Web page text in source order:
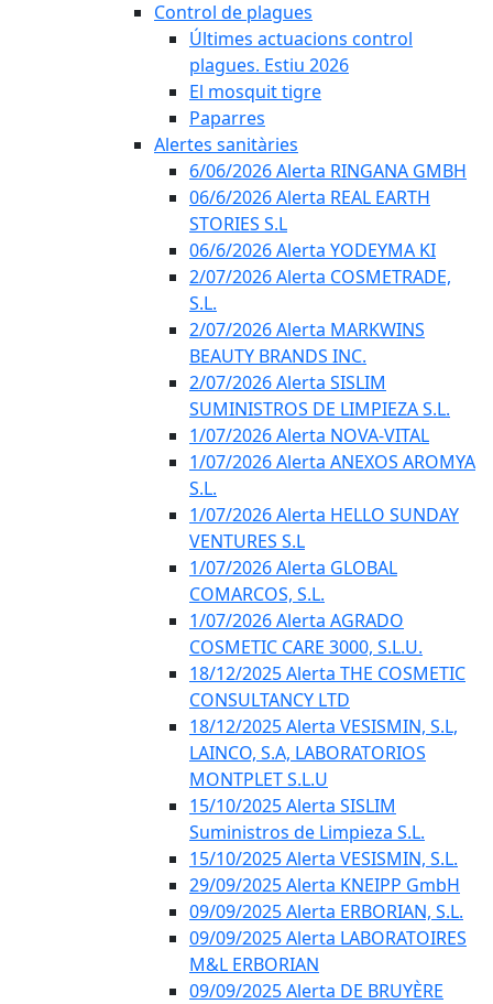
Control de plagues
Últimes actuacions control
plagues. Estiu 2026
El mosquit tigre
Paparres
Alertes sanitàries
6/06/2026 Alerta RINGANA GMBH
06/6/2026 Alerta REAL EARTH
STORIES S.L
06/6/2026 Alerta YODEYMA KI
2/07/2026 Alerta COSMETRADE,
S.L.
2/07/2026 Alerta MARKWINS
BEAUTY BRANDS INC.
2/07/2026 Alerta SISLIM
SUMINISTROS DE LIMPIEZA S.L.
1/07/2026 Alerta NOVA-VITAL
1/07/2026 Alerta ANEXOS AROMYA
S.L.
1/07/2026 Alerta HELLO SUNDAY
VENTURES S.L
1/07/2026 Alerta GLOBAL
COMARCOS, S.L.
1/07/2026 Alerta AGRADO
COSMETIC CARE 3000, S.L.U.
18/12/2025 Alerta THE COSMETIC
CONSULTANCY LTD
18/12/2025 Alerta VESISMIN, S.L,
LAINCO, S.A, LABORATORIOS
MONTPLET S.L.U
15/10/2025 Alerta SISLIM
Suministros de Limpieza S.L.
15/10/2025 Alerta VESISMIN, S.L.
29/09/2025 Alerta KNEIPP GmbH
09/09/2025 Alerta ERBORIAN, S.L.
09/09/2025 Alerta LABORATOIRES
M&L ERBORIAN
09/09/2025 Alerta DE BRUYÈRE